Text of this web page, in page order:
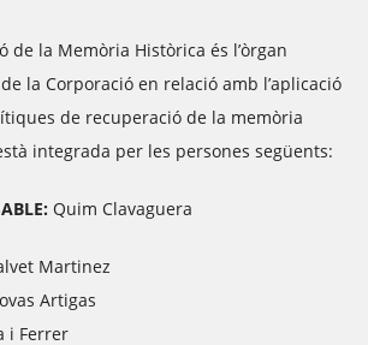
de la Memòria Històrica és l’òrgan
la Corporació en relació amb l’aplicació
de recuperació de la memòria
integrada per les persones següents:
Quim Clavaguera
Martinez
Artigas
i Ferrer